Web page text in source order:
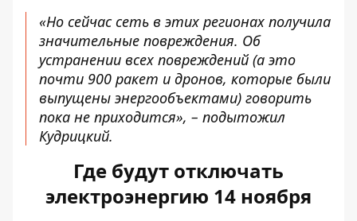
«Но сейчас сеть в этих регионах получила
значительные повреждения. Об
устранении всех повреждений (а это
почти 900 ракет и ​​дронов, которые были
выпущены энергообъектами) говорить
пока не приходится», – подытожил
Кудрицкий.
Где будут отключать
электроэнергию 14 ноября